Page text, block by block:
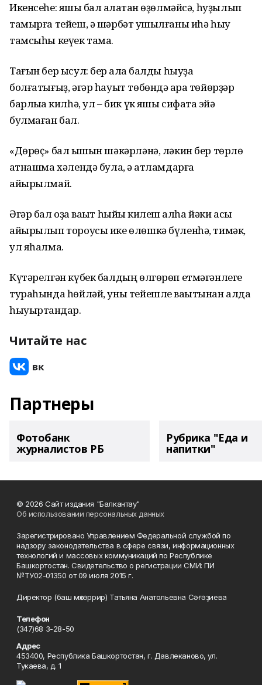
Икенсеһе: яҡшы бал ҡалаҡтан өҙөлмәйсә, һуҙылып
тамырға тейеш, ә шәрбәт ҡушылғаны иһә һыу
тамсыһы кеүек тама.
Тағын бер ысул: бер ҡалаҡ балды һыуҙа
болғатығыҙ, әгәр һауыт төбөндә ҡара төйөрҙәр
барлыҡҡа килһә, ул – бик үк яҡшы сифатҡа эйә
булмаған бал.
«Дөрөҫ» бал ҡышын шәкәрләнә, ләкин бер төрлө
ҡатнашма хәлендә була, ә ҡатламдарға
айырылмай.
Әгәр бал оҙаҡ ваҡыт һыйыҡ килеш ҡалһа йәки асыҡ
айырылып тороусы ике өлөшкә бүленһә, тимәк,
ул яһалма.
Күтәрелгән күбек балдың өлгөрөп етмәгәнлеге
тураһында һөйләй, уны тейешле ваҡытынан алда
һыуыртҡандар.
Читайте нас
Партнеры
Фотобанк
журналистов РБ
Рубрика "Еда и
напитки"
© 2026 Сайт издания "Балкантау"
Об использовании персональных данных
Зарегистрировано Управлением Федеральной службой по
надзору законодательства в сфере связи, информационных
технологий и массовых коммуникаций по Республике
Башкортостан. Свидетельство о регистрации СМИ: ПИ
№ТУ02-01350 от 09 июля 2015 г.
Директор (баш мөхәррир) Татьяна Анатольевна Сәғәҙиева
Телефон
(347)68 3-28-50
Адрес
453400, Республика Башкортостан, г. Давлеканово, ул.
Тукаева, д. 1